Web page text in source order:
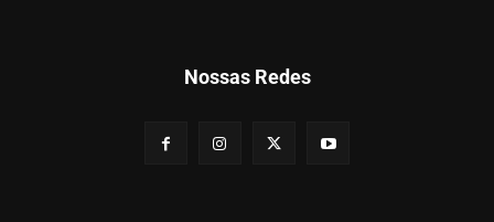
Nossas Redes